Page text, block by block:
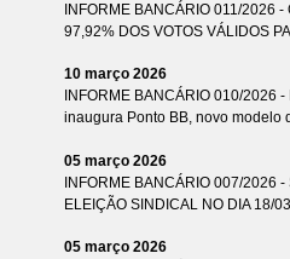
INFORME BANCÁRIO 011/2026
97,92% DOS VOTOS VÁLIDOS
10 março 2026
INFORME BANCÁRIO 010/2026
inaugura Ponto BB, novo modelo
05 março 2026
INFORME BANCÁRIO 007/2026 -
ELEIÇÃO SINDICAL NO DIA 18/
05 março 2026